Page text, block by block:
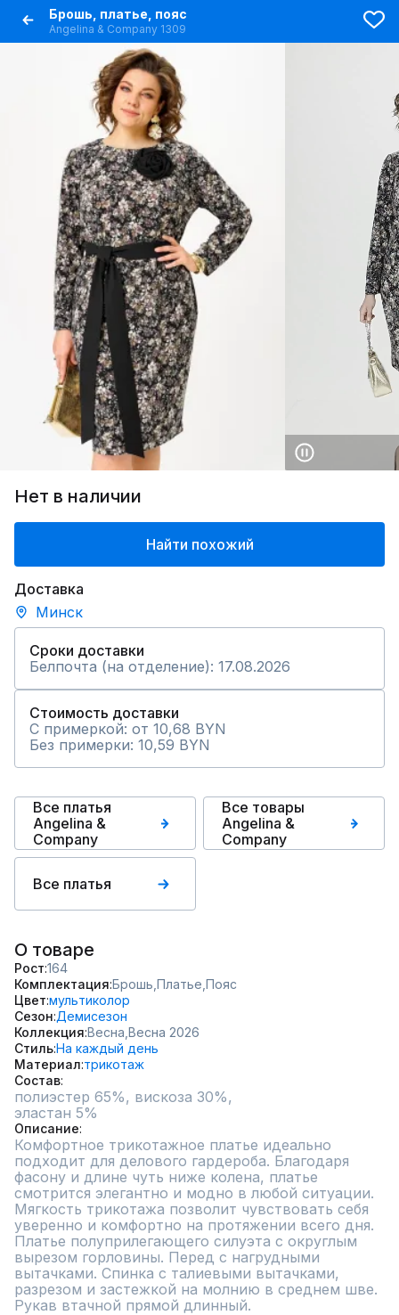
Брошь, платье, пояс
Angelina & Сompany 1309
Нет в наличии
Найти похожий
Доставка
Минск
Сроки доставки
Белпочта (на отделение): 17.08.2026
Стоимость доставки
С примеркой: от 10,68 BYN
Без примерки: 10,59 BYN
Все платья
Angelina &
Сompany
Все товары
Angelina &
Сompany
Все платья
О товаре
Рост 164
Комплектация Брошь, Платье, Пояс
Цвет мультиколор
Сезон Демисезон
Коллекция Весна, Весна 2026
СтильНа каждый день
Материал трикотаж
Состав
полиэстер 65%, вискоза 30%,
эластан 5%
Описание
Комфортное трикотажное платье идеально
подходит для делового гардероба. Благодаря
фасону и длине чуть ниже колена, платье
смотрится элегантно и модно в любой ситуации.
Мягкость трикотажа позволит чувствовать себя
уверенно и комфортно на протяжении всего дня.
Платье полуприлегающего силуэта с округлым
вырезом горловины. Перед с нагрудными
вытачками. Спинка с талиевыми вытачками,
разрезом и застежкой на молнию в среднем шве.
Рукав втачной прямой длинный.